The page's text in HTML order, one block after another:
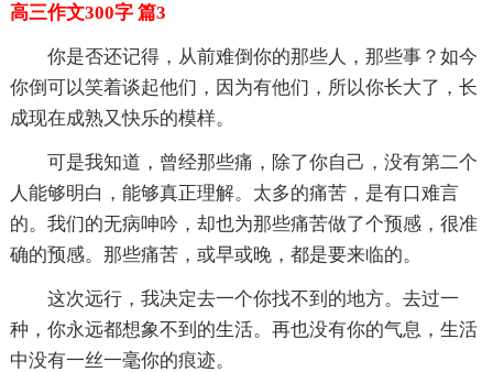
高三作文300字 篇3
你是否还记得，从前难倒你的那些人，那些事？如今
你倒可以笑着谈起他们，因为有他们，所以你长大了，长
成现在成熟又快乐的模样。
可是我知道，曾经那些痛，除了你自己，没有第二个
人能够明白，能够真正理解。太多的痛苦，是有口难言
的。我们的无病呻吟，却也为那些痛苦做了个预感，很准
确的预感。那些痛苦，或早或晚，都是要来临的。
这次远行，我决定去一个你找不到的地方。去过一
种，你永远都想象不到的生活。再也没有你的气息，生活
中没有一丝一毫你的痕迹。